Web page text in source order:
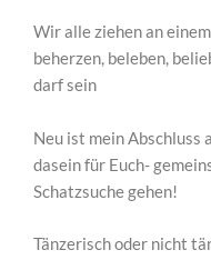
Wir alle ziehen an
beherzen, beleben,
darf sein
Neu ist mein Abschluss
dasein für Euch-
Schatzsuche gehen!
Tänzerisch oder nicht